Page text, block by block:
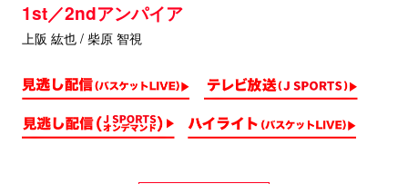
1st／2ndアンパイア
上阪 紘也 / 柴原 智視